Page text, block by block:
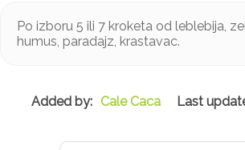
Po izboru 5 ili 7 kroketa od leblebija,
humus, paradajz, krastavac.
Cale Caca